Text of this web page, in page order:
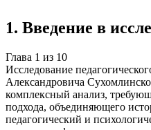
1. Введение в
Глава 1 из 10
Исследование
Александровича
комплексный анализ,
подхода, объединяющего
педагогический и